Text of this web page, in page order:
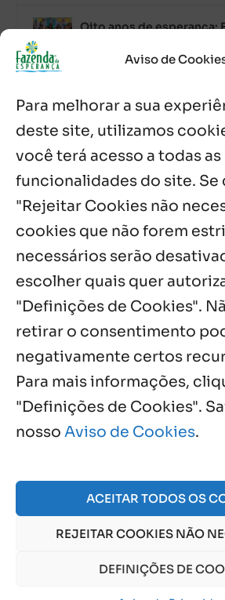
Aviso de
Para melhorar a sua
deste site, utilizamos
você terá acesso a todas as
funcionalidades do site. Se
"Rejeitar Cookies não
cookies que não forem
necessários serão
escolher quais quer
"Definições de Cookies".
retirar o consentimento
negativamente certos
Para mais informações,
"Definições de Cookies".
nosso Aviso de Cookies.
ACEITAR TODOS OS
REJEITAR COOKIES NÃO
DEFINIÇÕES DE
Oito anos de esperança:
com missa e festa
Boletim JULHO de 2026
Chitaitai
6 ago, 2026
Palavra Diária (06/08/
Notícias por Categoria
Próximos Eventos
Agosto, 2026
da Esperança. CNPJ:
eAviso de